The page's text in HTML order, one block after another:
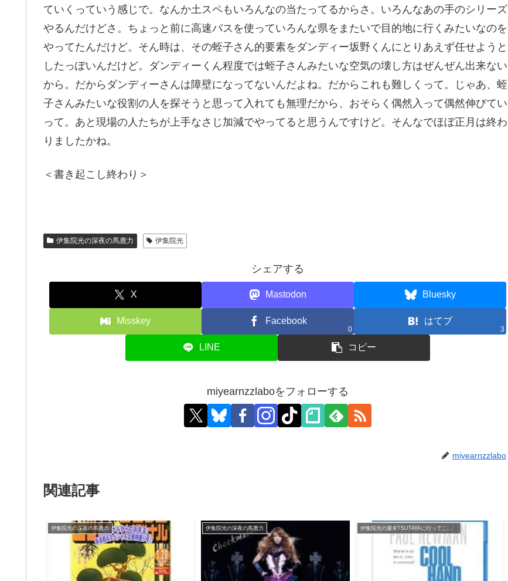
ていくっていう感じで。なんか土スペもいろんなの当たってるからさ。いろんなあの手のシリーズ
やるんだけどさ。ちょっと前に高速バスを使っていろんな県をまたいで目的地に行くみたいなのを
やってたんだけど。そん時は、その蛭子さん的要素をダンディー坂野くんにとりあえず任せようと
したっぽいんだけど。ダンディーくん程度では蛭子さんみたいな空気の壊し方はぜんぜん出来ない
から。だからダンディーさんは障壁になってないんだよね。だからこれも難しくって。じゃあ、蛭
子さんみたいな役割の人を探そうと思って入れても無理だから、おそらく偶然入って偶然伸びてい
って。あと現場の人たちが上手なさじ加減でやってると思うんですけど。そんなでほぼ正月は終わ
りましたかね。
＜書き起こし終わり＞
伊集院光の深夜の馬鹿力 伊集院光
シェアする
X Mastodon Bluesky
Misskey Facebook
0
はてブ
3
LINE コピー
miyearnzzlaboをフォローする
miyearnzzlabo
関連記事
伊集院光の深夜の馬鹿力 伊集院光の深夜の馬鹿力